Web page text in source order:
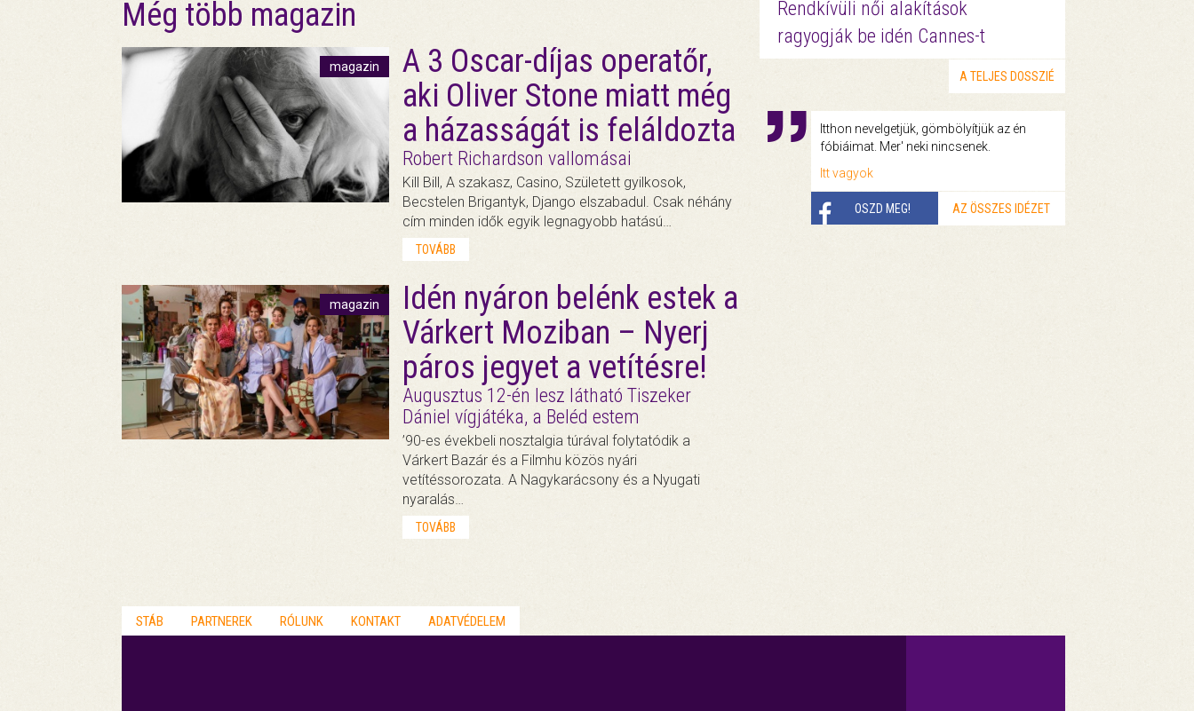
Még több magazin
magazin
A 3 Oscar-díjas operatőr,
aki Oliver Stone miatt még
a házasságát is feláldozta
Robert Richardson vallomásai
Kill Bill, A szakasz, Casino, Született gyilkosok,
Becstelen Brigantyk, Django elszabadul. Csak néhány
cím minden idők egyik legnagyobb hatású…
TOVÁBB
magazin
Idén nyáron belénk estek a
Várkert Moziban – Nyerj
páros jegyet a vetítésre!
Augusztus 12-én lesz látható Tiszeker
Dániel vígjátéka, a Beléd estem
’90-es évekbeli nosztalgia túrával folytatódik a
Várkert Bazár és a Filmhu közös nyári
vetítéssorozata. A Nagykarácsony és a Nyugati
nyaralás…
TOVÁBB
Rendkívüli női alakítások
ragyogják be idén Cannes-t
A TELJES DOSSZIÉ
Itthon nevelgetjük, gömbölyítjük az én
fóbiáimat. Mer' neki nincsenek.
Itt vagyok
OSZD MEG! AZ ÖSSZES IDÉZET
STÁB PARTNEREK RÓLUNK KONTAKT ADATVÉDELEM